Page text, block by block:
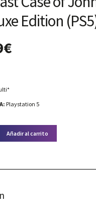
Edition
€
Playstation 5
Añadir al carrito